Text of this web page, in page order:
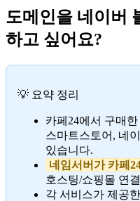
도메인을 네이버
하고 싶어요?
💡 요약 정리
카페24에서 구매
스마트스토어, 네
있습니다.
네임서버가 카페
호스팅/쇼핑몰 연
각 서비스가 제공